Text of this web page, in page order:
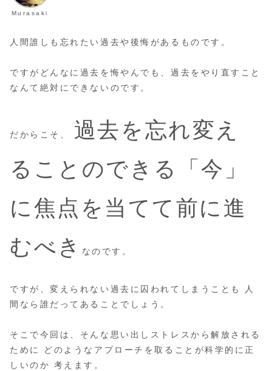
Murasaki
人間誰しも忘れたい過去や後悔があるものです。
ですがどんなに過去を悔やんでも、過去をやり直すこと
なんて絶対にできないのです。
だからこそ、 過去を忘れ変え
ることのできる「今」
に焦点を当てて前に進
むべき
なのです。
ですが、変えられない過去に囚われてしまうことも 人
間なら誰だってあることでしょう。
そこで今回は、そんな思い出しストレスから解放される
ために どのようなアプローチを取ることが科学的に正
しいのか 考えます。